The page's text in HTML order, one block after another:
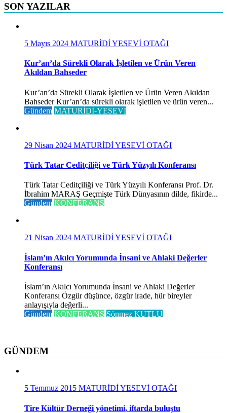
SON YAZILAR
5 Mayıs 2024 MATURİDİ YESEVİ OTAĞI
Kur’an’da Sürekli Olarak İşletilen ve Ürün Veren
Akıldan Bahseder
Kur’an’da Sürekli Olarak İşletilen ve Ürün Veren Akıldan
Bahseder Kur’an’da sürekli olarak işletilen ve ürün veren...
Gündem MATURİDİ-YESEVİ
29 Nisan 2024 MATURİDİ YESEVİ OTAĞI
Türk Tatar Ceditçiliği ve Türk Yüzyılı Konferansı
Türk Tatar Ceditçiliği ve Türk Yüzyılı Konferansı Prof. Dr.
İbrahim MARAŞ Geçmişte Türk Dünyasının dilde, fikirde...
Gündem KONFERANS
21 Nisan 2024 MATURİDİ YESEVİ OTAĞI
İslam’ın Akılcı Yorumunda İnsani ve Ahlaki Değerler
Konferansı
İslam’ın Akılcı Yorumunda İnsani ve Ahlaki Değerler
Konferansı Özgür düşünce, özgür irade, hür bireyler
anlayışıyla değerli...
Gündem KONFERANS Sönmez KUTLU
GÜNDEM
5 Temmuz 2015 MATURİDİ YESEVİ OTAĞI
Tire Kültür Derneği yönetimi, iftarda buluştu